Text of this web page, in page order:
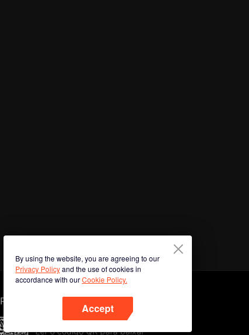
By using the website, you are agreeing to our
Privacy Policyand the use of cookies in
accordance with ourCookie Policy.
Accept
Phone
Ler o código QR para baixar